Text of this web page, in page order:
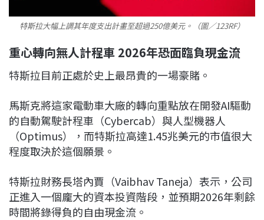
特斯拉大幅上調其年度支出計畫至超過250億美元。（圖／123RF）
重心轉向無人計程車 2026年恐面臨負現金流
特斯拉目前正處於史上最昂貴的一場豪賭。
馬斯克將這家電動車大廠的轉向重點放在開發AI驅動
的自動駕駛計程車（Cybercab）與人型機器人
（Optimus），而特斯拉高達1.45兆美元的市值很大
程度取決於這個願景。
特斯拉財務長塔內賈（Vaibhav Taneja）表示，公司
正進入一個龐大的資本投資階段，並預期2026年剩餘
時間將錄得負的自由現金流。